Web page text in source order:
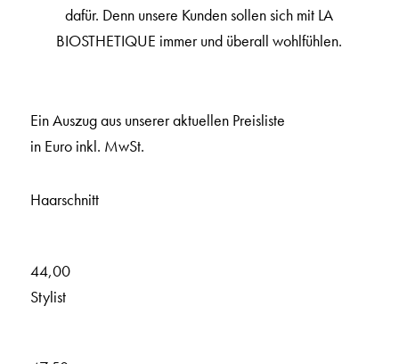
dafür. Denn unsere Kunden sollen sich mit LA
BIOSTHETIQUE immer und überall wohlfühlen.
Ein Auszug aus unserer aktuellen Preisliste
in Euro inkl. MwSt.
Haarschnitt
44,00
Stylist